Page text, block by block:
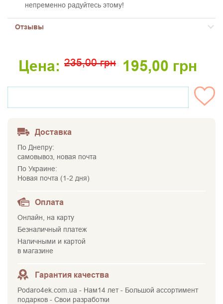
непременно радуйтесь этому!
Отзывы
Цена: 235,00 грн 195,00 грн
Доставка
По Днепру:
самовывоз, новая почта
По Украине:
Новая почта (1-2 дня)
Оплата
Онлайн, на карту
Безналичный платеж
Наличными и картой
в магазине
Гарантия качества
Podaro4ek.com.ua - Нам14 лет - Большой ассортимент
подарков - Свои разработки